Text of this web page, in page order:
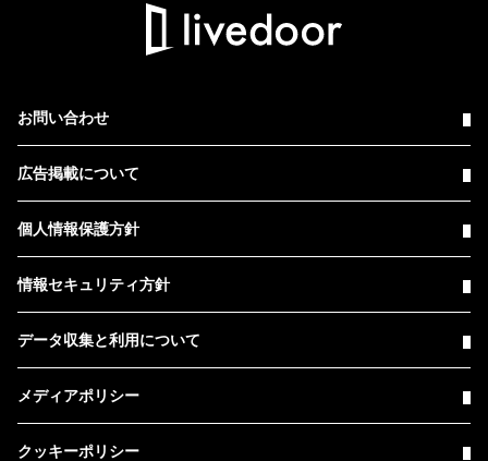
お問い合わせ
広告掲載について
個人情報保護方針
情報セキュリティ方針
データ収集と利用について
メディアポリシー
クッキーポリシー